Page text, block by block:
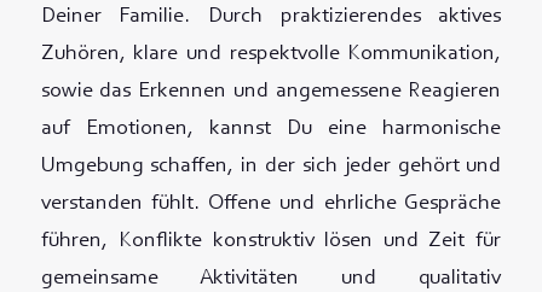
Deiner Familie. Durch praktizierendes aktives
Zuhören, klare und respektvolle Kommunikation,
sowie das Erkennen und angemessene Reagieren
auf Emotionen, kannst Du eine harmonische
Umgebung schaffen, in der sich jeder gehört und
verstanden fühlt. Offene und ehrliche Gespräche
führen, Konflikte konstruktiv lösen und Zeit für
gemeinsame Aktivitäten und qualitativ